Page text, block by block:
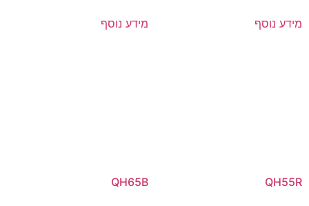
מידע נוסף מידע נוסף
QH55R
QH65B